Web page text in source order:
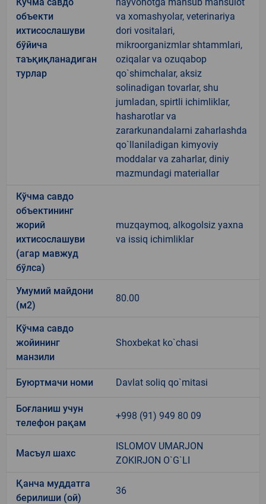
объекти
ихтисослашуви
бўйича
таъқиқланадиган
турлар
va xomashyolar, veterinariya
dori vositalari,
mikroorganizmlar shtammlari,
oziqalar va ozuqabop
qo`shimchalar, aksiz
solinadigan tovarlar, shu
jumladan, spirtli ichimliklar,
hasharotlar va
zararkunandalarni zaharlashda
qo`llaniladigan kimyoviy
moddalar va zaharlar, diniy
mazmundagi materiallar
Кўчма савдо
объектининг
жорий
ихтисослашуви
(агар мавжуд
бўлса)
muzqaymoq, alkogolsiz yaxna
va issiq ichimliklar
Умумий майдони
(м2)
80.00
Кўчма савдо
жойининг
манзили
Shoxbekat ko`chasi
Буюртмачи номи Davlat soliq qo`mitasi
Боғланиш учун
телефон рақам
+998 (91) 949 80 09
Масъул шахс
ISLOMOV UMARJON
ZOKIRJON O`G`LI
Қанча муддатга
берилиши (ой)
36